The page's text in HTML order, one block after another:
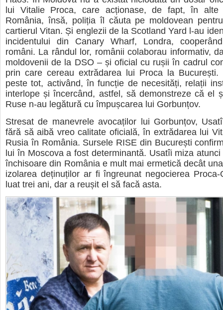
lui Vitalie Proca, care acționase, de fapt, în
România, însă, poliția îl căuta pe moldovean
cartierul Vitan. Și englezii de la Scotland Yard l-au
incidentului din Canary Wharf, Londra,
români. La rândul lor, românii colaborau informativ,
moldovenii de la DSO – și oficial cu rușii în cadrul
prin care cereau extrădarea lui Proca la
peste tot, activând, în funcție de necesități, relații
interlope și încercând, astfel, să demonstreze că el
Ruse n-au legătură cu împușcarea lui Gorbunțov.
Stresat de manevrele avocaților lui Gorbunțov,
fără să aibă vreo calitate oficială, în extrădarea lui
Rusia în România. Sursele RISE din București
lui în Moscova a fost determinantă. Usatîi miza
închisoare din România e mult mai ermetică decât
izolarea deținuților ar fi îngreunat negocierea Proca-
luat trei ani, dar a reușit el să facă asta.